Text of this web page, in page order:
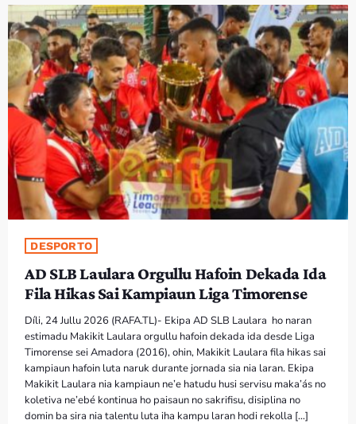
DESPORTO
AD SLB Laulara Orgullu Hafoin Dekada Ida
Fila Hikas Sai Kampiaun Liga Timorense
Díli, 24 Jullu 2026 (RAFA.TL)- Ekipa AD SLB Laulara ho naran
estimadu Makikit Laulara orgullu hafoin dekada ida desde Liga
Timorense sei Amadora (2016), ohin, Makikit Laulara fila hikas sai
kampiaun hafoin luta naruk durante jornada sia nia laran. Ekipa
Makikit Laulara nia kampiaun ne’e hatudu husi servisu maka’ás no
koletiva ne’ebé kontinua ho paisaun no sakrifisu, disiplina no
domin ba sira nia talentu luta iha kampu laran hodi rekolla […]